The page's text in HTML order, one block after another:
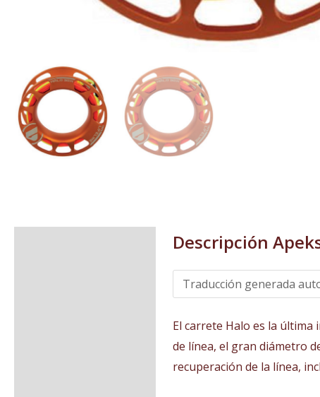
Descripción
El carrete Halo es la última
de línea, el gran diámetro
recuperación de la línea,